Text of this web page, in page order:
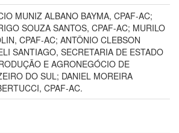
MUNIZ ALBANO BAYMA, CPAF-AC;
SOUZA SANTOS, CPAF-AC; MURILO
CPAF-AC; ANTÔNIO CLEBSON
SANTIAGO, SECRETARIA DE ESTADO
E AGRONEGÓCIO DE
DO SUL; DANIEL MOREIRA
CPAF-AC.